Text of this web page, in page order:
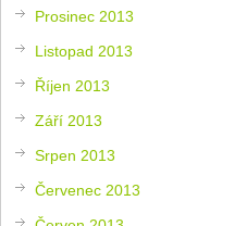
Prosinec 2013
Listopad 2013
Říjen 2013
Září 2013
Srpen 2013
Červenec 2013